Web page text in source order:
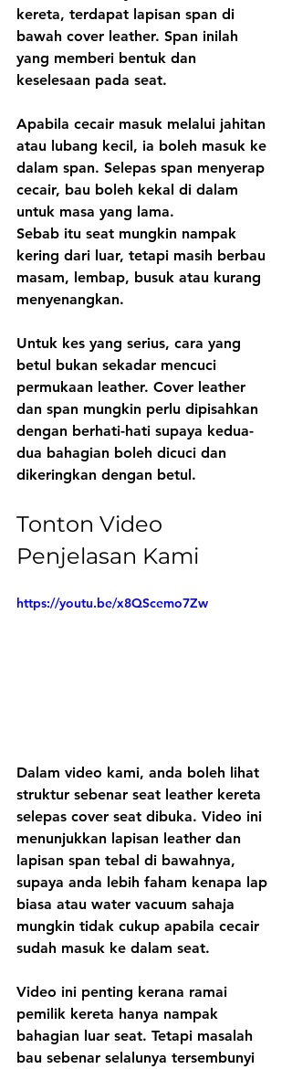
kereta, terdapat lapisan span di
bawah cover leather. Span inilah
yang memberi bentuk dan
keselesaan pada seat.
Apabila cecair masuk melalui jahitan
atau lubang kecil, ia boleh masuk ke
dalam span. Selepas span menyerap
cecair, bau boleh kekal di dalam
untuk masa yang lama.
Sebab itu seat mungkin nampak
kering dari luar, tetapi masih berbau
masam, lembap, busuk atau kurang
menyenangkan.
Untuk kes yang serius, cara yang
betul bukan sekadar mencuci
permukaan leather. Cover leather
dan span mungkin perlu dipisahkan
dengan berhati-hati supaya kedua-
dua bahagian boleh dicuci dan
dikeringkan dengan betul.
Tonton Video
Penjelasan Kami
https://youtu.be/x8QScemo7Zw
Dalam video kami, anda boleh lihat
struktur sebenar seat leather kereta
selepas cover seat dibuka. Video ini
menunjukkan lapisan leather dan
lapisan span tebal di bawahnya,
supaya anda lebih faham kenapa lap
biasa atau water vacuum sahaja
mungkin tidak cukup apabila cecair
sudah masuk ke dalam seat.
Video ini penting kerana ramai
pemilik kereta hanya nampak
bahagian luar seat. Tetapi masalah
bau sebenar selalunya tersembunyi